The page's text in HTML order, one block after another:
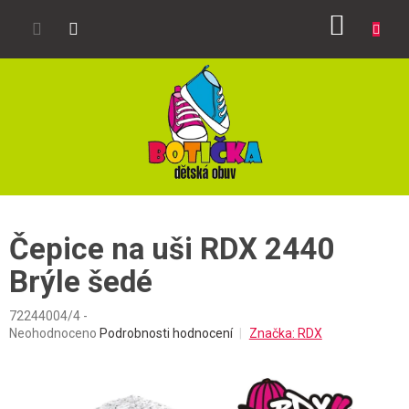
Čepice na uši RDX 2440
Brýle šedé
72244004/4 -
Průměrné
Neohodnoceno Podrobnosti hodnocení Značka: RDX